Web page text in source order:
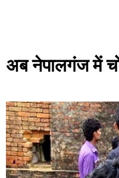
अब नेपालगंज में